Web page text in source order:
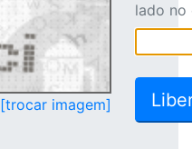
[trocar imagem]
lado no